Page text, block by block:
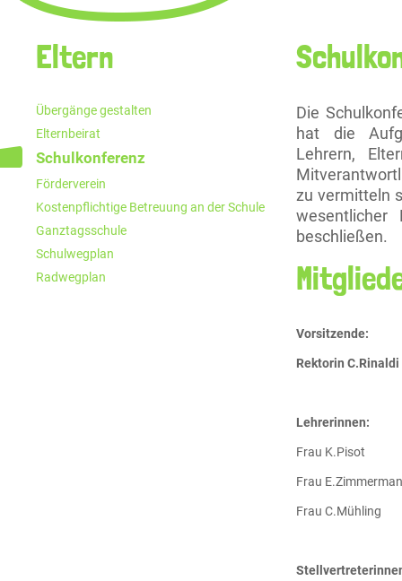
Die
hat die
Lehrern,
zu vermitteln
beschließen.
Vorsitzende:
Rektorin C.Rinaldi
Lehrerinnen:
Frau K.Pisot
Frau
Frau C.Mühling
Navigation
überspringen
Eltern
Übergänge gestalten
Elternbeirat
Schulkonferenz
Förderverein
Kostenpflichtige Betreuung an der Schule
Ganztagsschule
Schulwegplan
Radwegplan